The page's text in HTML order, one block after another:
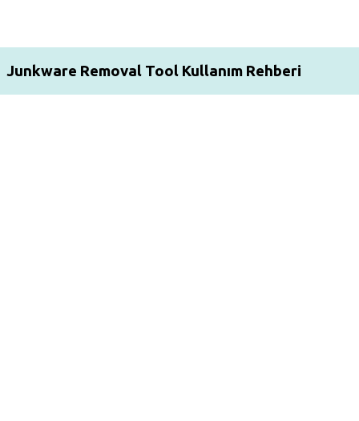
Junkware Removal Tool Kullanım Rehberi